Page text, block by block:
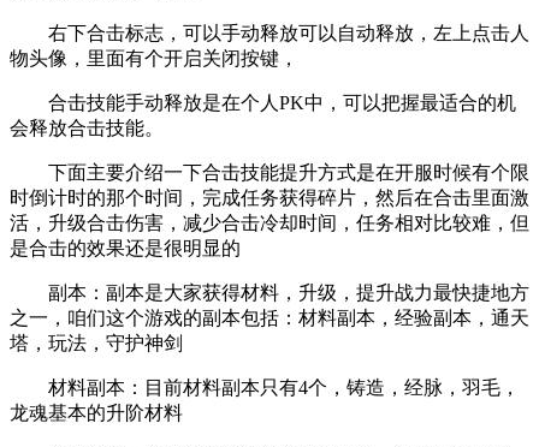
右下合击标志，可以手动释放可以自动释放，左上点击人
物头像，里面有个开启关闭按键，
合击技能手动释放是在个人PK中，可以把握最适合的机
会释放合击技能。
下面主要介绍一下合击技能提升方式是在开服时候有个限
时倒计时的那个时间，完成任务获得碎片，然后在合击里面激
活，升级合击伤害，减少合击冷却时间，任务相对比较难，但
是合击的效果还是很明显的
副本：副本是大家获得材料，升级，提升战力最快捷地方
之一，咱们这个游戏的副本包括：材料副本，经验副本，通天
塔，玩法，守护神剑
材料副本：目前材料副本只有4个，铸造，经脉，羽毛，
龙魂基本的升阶材料